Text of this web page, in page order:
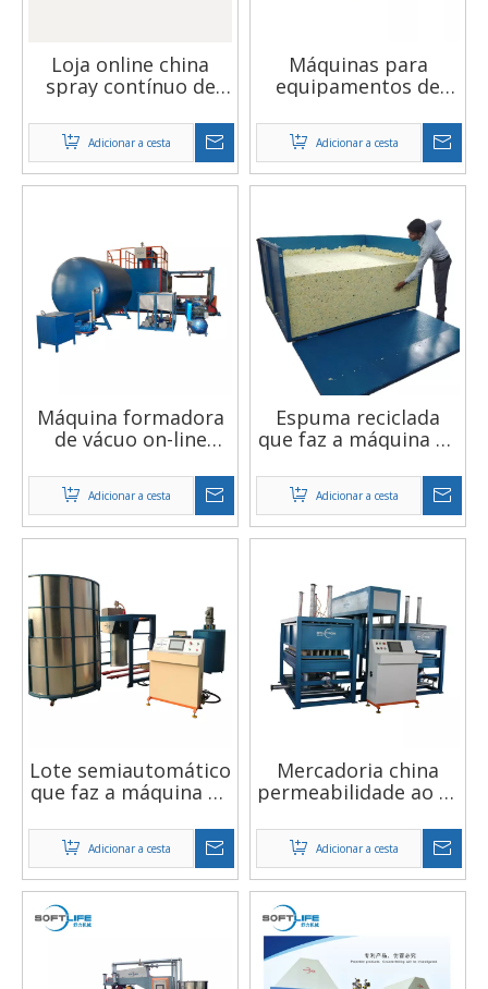
Loja online china
spray contínuo de
preço da máquina de
espuma de
poliuretano
Adicionar a cesta
Máquinas para
equipamentos de
poliuretano, bloco de
cilindro vertical
contínuo automático
completo, máquina
de formação de
espuma PU
Adicionar a cesta
Máquina formadora
de vácuo on-line
compras para fazer
todos os tipos de
espuma
Adicionar a cesta
Espuma reciclada
que faz a máquina de
resíduos de
equipamentos de
recuperação de
esponja
Adicionar a cesta
Lote semiautomático
que faz a máquina de
colchão de sofá
Adicionar a cesta
Mercadoria china
permeabilidade ao ar
de poliuretano cnc
totalmente
automática
Adicionar a cesta